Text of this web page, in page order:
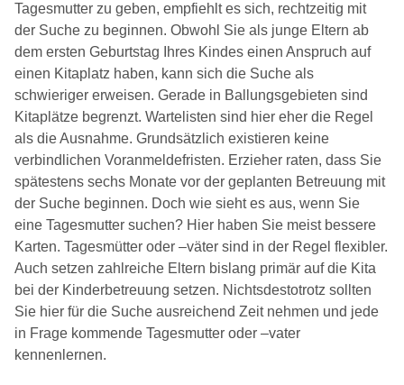
Tagesmutter zu geben, empfiehlt es sich, rechtzeitig mit
der Suche zu beginnen. Obwohl Sie als junge Eltern ab
dem ersten Geburtstag Ihres Kindes einen Anspruch auf
einen Kitaplatz haben, kann sich die Suche als
schwieriger erweisen. Gerade in Ballungsgebieten sind
Kitaplätze begrenzt. Wartelisten sind hier eher die Regel
als die Ausnahme. Grundsätzlich existieren keine
verbindlichen Voranmeldefristen. Erzieher raten, dass Sie
spätestens sechs Monate vor der geplanten Betreuung mit
der Suche beginnen. Doch wie sieht es aus, wenn Sie
eine Tagesmutter suchen? Hier haben Sie meist bessere
Karten. Tagesmütter oder –väter sind in der Regel flexibler.
Auch setzen zahlreiche Eltern bislang primär auf die Kita
bei der Kinderbetreuung setzen. Nichtsdestotrotz sollten
Sie hier für die Suche ausreichend Zeit nehmen und jede
in Frage kommende Tagesmutter oder –vater
kennenlernen.